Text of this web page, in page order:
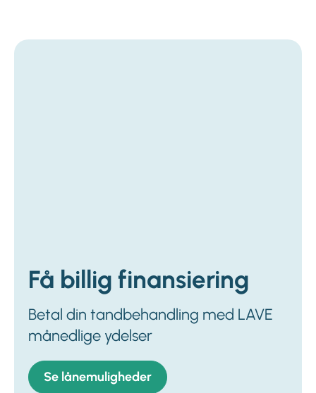
Få billig finansiering
Betal din tandbehandling med LAVE
månedlige ydelser
Se lånemuligheder